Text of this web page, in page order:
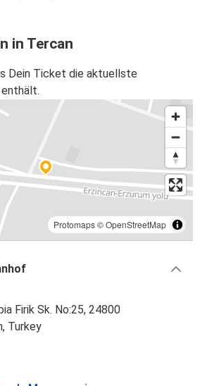
in Tercan
Dein Ticket die aktuellste
Protomaps©OpenStreetMap
Firik Sk. No:25, 24800
Turkey